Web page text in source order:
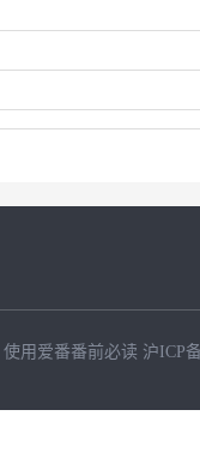
使用爱番番前必读 沪ICP